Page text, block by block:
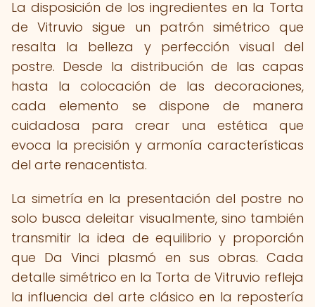
La disposición de los ingredientes en la Torta
de Vitruvio sigue un patrón simétrico que
resalta la belleza y perfección visual del
postre. Desde la distribución de las capas
hasta la colocación de las decoraciones,
cada elemento se dispone de manera
cuidadosa para crear una estética que
evoca la precisión y armonía características
del arte renacentista.
La simetría en la presentación del postre no
solo busca deleitar visualmente, sino también
transmitir la idea de equilibrio y proporción
que Da Vinci plasmó en sus obras. Cada
detalle simétrico en la Torta de Vitruvio refleja
la influencia del arte clásico en la repostería